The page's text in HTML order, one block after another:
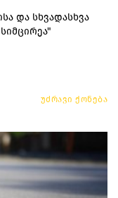
და სხვადასხვა
უძრავი ქონება